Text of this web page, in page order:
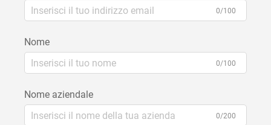
0/100
Nome
0/100
Nome aziendale
0/200